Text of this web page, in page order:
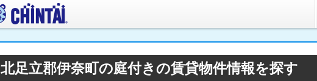
北足立郡伊奈町の庭付きの賃貸物件情報を探す